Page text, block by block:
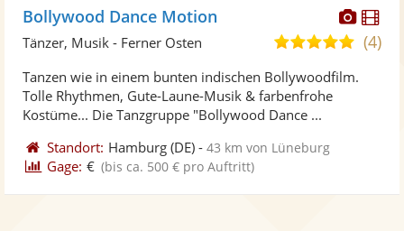
Fotos
Bollywood Dance Motion
5,0
5
(4)
Tänzer, Musik - Ferner Osten
Tanzen wie in einem bunten indischen Bollywoodfilm.
Tolle Rhythmen, Gute-Laune-Musik & farbenfrohe
Kostüme... Die Tanzgruppe "Bollywood Dance ...
Standort: Hamburg (DE) -43 km von Lüneburg
Gage: € (bis ca. 500 € pro Auftritt)